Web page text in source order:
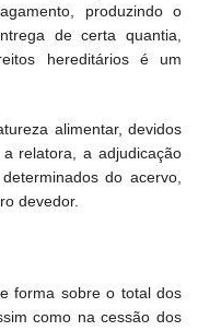
produzindo o
de certa quantia,
hereditários é um
alimentar, devidos
relatora, a adjudicação
do acervo,
devedor.
forma sobre o total dos
como na cessão dos